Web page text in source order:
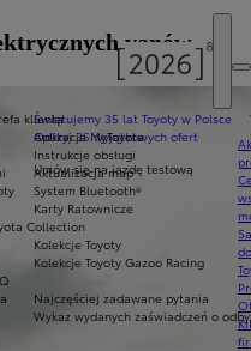
Świętujemy 35 lat Toyoty w Polsce
Odkryj 35 wyjątkowych ofert
Umów się na jazdę testową
klienta
Aplikacja MyToyota
Instrukcje obsługi
Aktualizacja map
System Bluetooth®
Karty Ratownicze
Collection
Kolekcje Toyoty
Kolekcje Toyoty Gazoo Racing
Najczęściej zadawane pytania
Wykaz wydanych zaświadczeń o
vanów